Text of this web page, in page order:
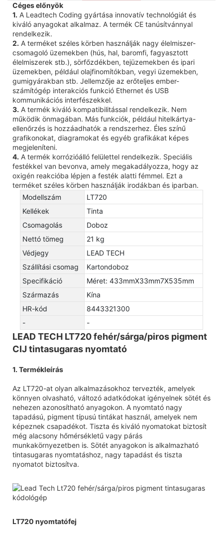
Céges előnyök
1. A Leadtech Coding gyártása innovatív technológiát és
kiváló anyagokat alkalmaz. A termék CE tanúsítvánnyal
rendelkezik.
2. A terméket széles körben használják nagy élelmiszer-
csomagoló üzemekben (hús, hal, baromfi, fagyasztott
élelmiszerek stb.), sörfőzdékben, tejüzemekben és ipari
üzemekben, például olajfinomítókban, vegyi üzemekben,
gumigyárakban stb. Jellemzője az erőteljes ember-
számítógép interakciós funkció Ethernet és USB
kommunikációs interfészekkel.
3. A termék kiváló kompatibilitással rendelkezik. Nem
működik önmagában. Más funkciók, például hitelkártya-
ellenőrzés is hozzáadhatók a rendszerhez. Éles színű
grafikonokat, diagramokat és egyéb grafikákat képes
megjeleníteni.
4. A termék korrózióálló felülettel rendelkezik. Speciális
festékkel van bevonva, amely megakadályozza, hogy az
oxigén reakcióba lépjen a festék alatti fémmel. Ezt a
terméket széles körben használják irodákban és iparban.
Modellszám
LT720
Kellékek
Tinta
Csomagolás
Doboz
Nettó tömeg
21 kg
Védjegy
LEAD TECH
Szállítási csomag
Kartondoboz
Specifikáció
Méret: 433mmX33mm7X535mm
Származás
Kína
HR-kód
8443321300
-
-
LEAD TECH LT720 fehér/sárga/piros pigment
CIJ tintasugaras nyomtató
1. Termékleírás
Az LT720-at olyan alkalmazásokhoz tervezték, amelyek
könnyen olvasható, változó adatkódokat igényelnek sötét és
nehezen azonosítható anyagokon. A nyomtató nagy
tapadású, pigment típusú tintákat használ, amelyek nem
képeznek csapadékot. Tiszta és kiváló nyomatokat biztosít
még alacsony hőmérsékletű vagy párás
munkakörnyezetben is. Sötét anyagokon is alkalmazható
tintasugaras nyomtatáshoz, nagy tapadást és tiszta
nyomatot biztosítva.
LT720 nyomtatófej